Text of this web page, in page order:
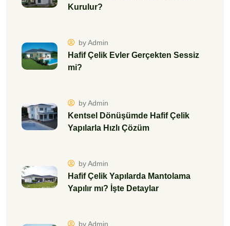
Kurulur?
by Admin
Hafif Çelik Evler Gerçekten Sessiz
mi?
by Admin
Kentsel Dönüşümde Hafif Çelik
Yapılarla Hızlı Çözüm
by Admin
Hafif Çelik Yapılarda Mantolama
Yapılır mı? İşte Detaylar
by Admin